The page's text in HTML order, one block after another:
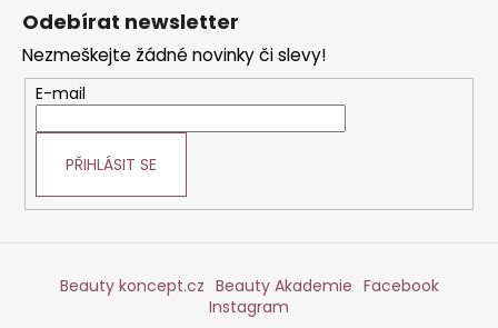
Odebírat newsletter
Nezmeškejte žádné novinky či slevy!
E-mail
PŘIHLÁSIT SE
Beauty koncept.cz Beauty Akademie Facebook
Instagram